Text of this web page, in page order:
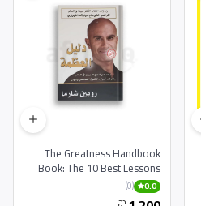
The Greatness Handbook
Book: The 10 Best Lessons
Life Taught Me English
Paperbac
0.0
(0)
دج